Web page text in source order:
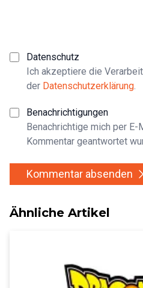
Datenschutz
Ich akzeptiere die
der Datenschutzerklärung.
Benachrichtigungen
Benachrichtige mich per
Kommentar geantwortet
Kommentar absenden
Ähnliche Artikel